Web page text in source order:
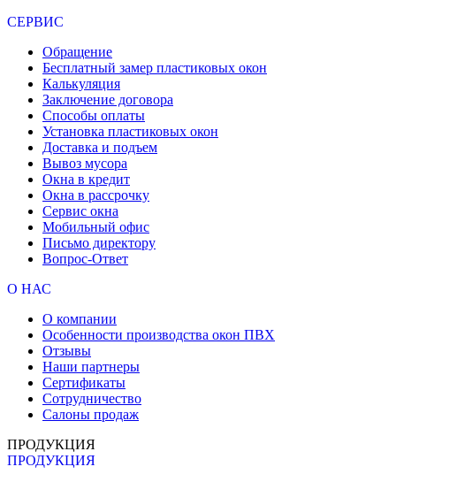
СЕРВИС
Обращение
Бесплатный замер пластиковых окон
Калькуляция
Заключение договора
Способы оплаты
Установка пластиковых окон
Доставка и подъем
Вывоз мусора
Окна в кредит
Окна в рассрочку
Сервис окна
Мобильный офис
Письмо директору
Вопрос-Ответ
О НАС
О компании
Особенности производства окон ПВХ
Отзывы
Наши партнеры
Сертификаты
Сотрудничество
Салоны продаж
ПРОДУКЦИЯ
ПРОДУКЦИЯ